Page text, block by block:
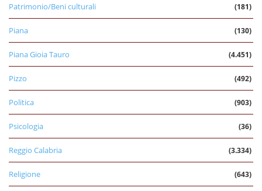
Patrimonio/Beni culturali (181)
Piana (130)
Piana Gioia Tauro (4.451)
Pizzo (492)
Politica (903)
Psicologia (36)
Reggio Calabria (3.334)
Religione (643)